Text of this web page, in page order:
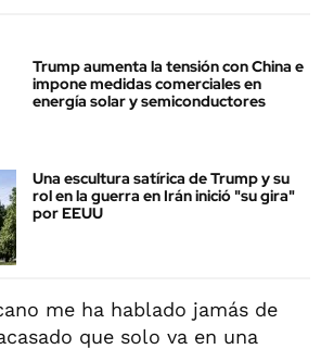
Trump aumenta la tensión con China e
impone medidas comerciales en
energía solar y semiconductores
Una escultura satírica de Trump y su
rol en la guerra en Irán inició "su gira"
por EEUU
me ha hablado jamás de
que solo va en una